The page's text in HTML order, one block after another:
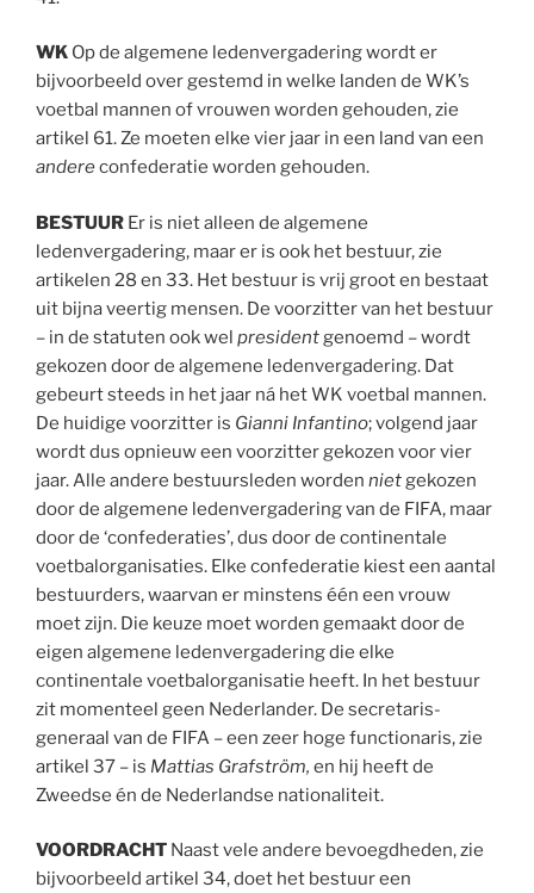
WK Op de algemene ledenvergadering wordt er
bijvoorbeeld over gestemd in welke landen de WK’s
voetbal mannen of vrouwen worden gehouden, zie
artikel 61. Ze moeten elke vier jaar in een land van een
andereconfederatie worden gehouden.
BESTUUR Er is niet alleen de algemene
ledenvergadering, maar er is ook het bestuur, zie
artikelen 28 en 33. Het bestuur is vrij groot en bestaat
uit bijna veertig mensen. De voorzitter van het bestuur
– in de statuten ook wel president genoemd – wordt
gekozen door de algemene ledenvergadering. Dat
gebeurt steeds in het jaar ná het WK voetbal mannen.
De huidige voorzitter is Gianni Infantino; volgend jaar
wordt dus opnieuw een voorzitter gekozen voor vier
jaar. Alle andere bestuursleden worden niet gekozen
door de algemene ledenvergadering van de FIFA, maar
door de ‘confederaties’, dus door de continentale
voetbalorganisaties. Elke confederatie kiest een aantal
bestuurders, waarvan er minstens één een vrouw
moet zijn. Die keuze moet worden gemaakt door de
eigen algemene ledenvergadering die elke
continentale voetbalorganisatie heeft. In het bestuur
zit momenteel geen Nederlander. De secretaris-
generaal van de FIFA – een zeer hoge functionaris, zie
artikel 37 – is Mattias Grafström, en hij heeft de
Zweedse én de Nederlandse nationaliteit.
VOORDRACHT Naast vele andere bevoegdheden, zie
bijvoorbeeld artikel 34, doet het bestuur een